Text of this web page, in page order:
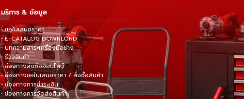
บริการ & ข้อมูล
• ขอใบเสนอราคา
• E-CATALOG DOWNLOND
• บทความสาระเครื่องมือช่าง
• รีวิวสินค้า
• ช่องทางสั่งซื้อออนไลน์
• ช่องทางขอใบเสนอราคา / สั่งซื้อสินค้า
• ช่องทางการชำระเงิน
• ช่องทางการจัดส่งสินค้า